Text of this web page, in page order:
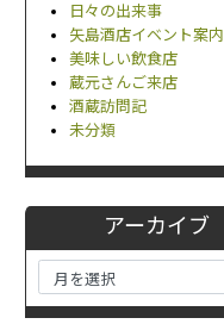
日々の出来事
矢島酒店イベント案内
美味しい飲食店
蔵元さんご来店
酒蔵訪問記
未分類
アーカイブ